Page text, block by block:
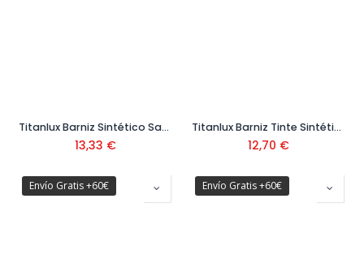
Titanlux Barniz Sintético Satinado 035 750 ml
13,33 €
Titanlux Barniz Tinte Sintético Brillante 037 750 ml
12,70 €
Envío Gratis +60€ Envío Gratis +60€